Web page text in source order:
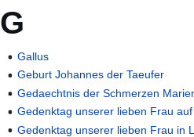
G
Gallus
Geburt Johannes der Taeufer
Gedaechtnis der Schmerzen
Gedenktag unserer lieben Frau
Gedenktag unserer lieben Frau in